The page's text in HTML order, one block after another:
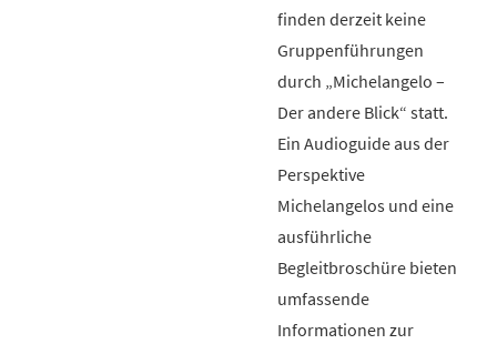
finden derzeit keine
Gruppenführungen
durch „Michelangelo –
Der andere Blick“ statt.
Ein Audioguide aus der
Perspektive
Michelangelos und eine
ausführliche
Begleitbroschüre bieten
umfassende
Informationen zur